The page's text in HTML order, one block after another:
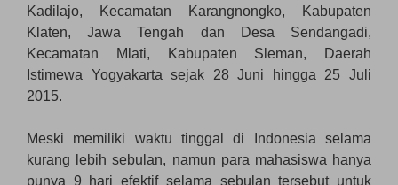
Kadilajo, Kecamatan Karangnongko, Kabupaten
Klaten, Jawa Tengah dan Desa Sendangadi,
Kecamatan Mlati, Kabupaten Sleman, Daerah
Istimewa Yogyakarta sejak 28 Juni hingga 25 Juli
2015.
Meski memiliki waktu tinggal di Indonesia selama
kurang lebih sebulan, namun para mahasiswa hanya
punya 9 hari efektif selama sebulan tersebut untuk